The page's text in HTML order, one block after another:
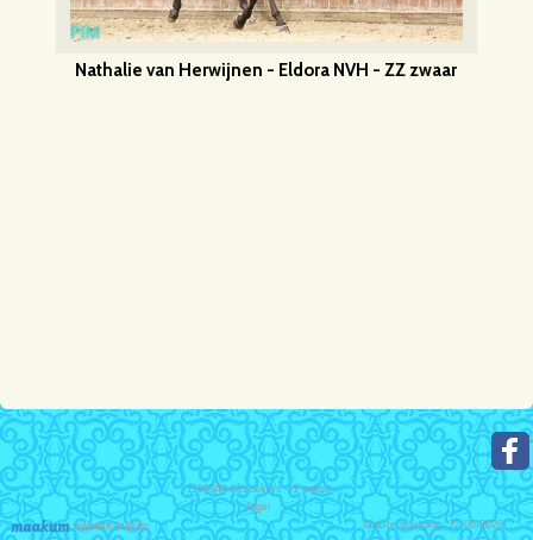
Nathalie van Herwijnen - Eldora NVH - ZZ zwaar
website maken
1180940bezoekers - 1 online
login
laatste wijziging: 22-06-2026